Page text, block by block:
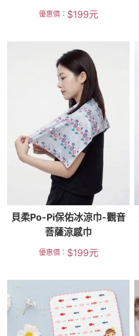
優惠價： $199元
貝柔Po-Pi保佑冰涼巾-觀音
菩薩涼感巾
優惠價： $199元